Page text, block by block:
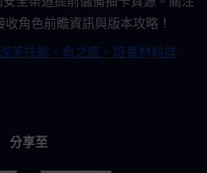
角色前瞻資訊與版本攻略！
分享至